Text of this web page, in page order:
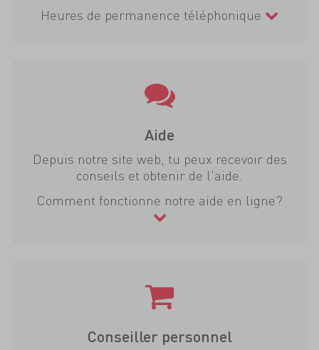
Heures de permanence téléphonique
Aide
Depuis notre site web, tu peux recevoir des
conseils et obtenir de l'aide.
Comment fonctionne notre aide en ligne?
Conseiller personnel